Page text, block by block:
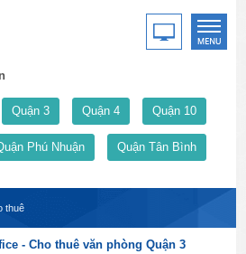
Quận 3 Quận 4 Quận 10
Phú Nhuận Quận Tân Bình
thuê
- Cho thuê văn phòng Quận 3